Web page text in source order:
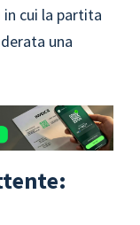
cui la partita
una